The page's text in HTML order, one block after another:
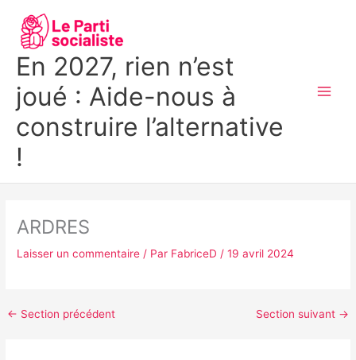
contenu
En 2027, rien n’est
joué : Aide-nous à
construire l’alternative
!
ARDRES
Laisser un commentaire / Par FabriceD/19 avril 2024
← Section précédent Section suivant →